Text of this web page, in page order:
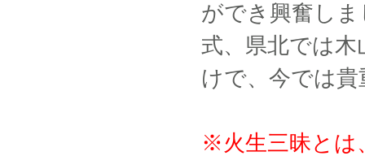
ができ興奮し
式、県北では
けで、今では
※火生三昧とは